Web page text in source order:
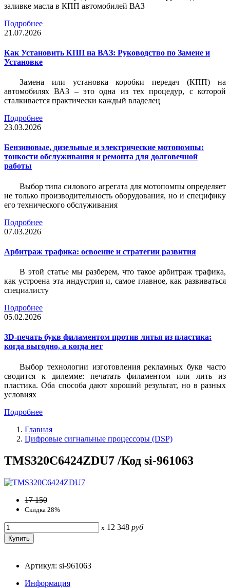
заливке масла в КПП автомобилей ВАЗ
Подробнее
21.07.2026
Как Установить КПП на ВАЗ: Руководство по Замене и
Установке
Замена или установка коробки передач (КПП) на
автомобилях ВАЗ – это одна из тех процедур, с которой
сталкивается практически каждый владелец
Подробнее
23.03.2026
Бензиновые, дизельные и электрические мотопомпы:
тонкости обслуживания и ремонта для долговечной
работы
Выбор типа силового агрегата для мотопомпы определяет
не только производительность оборудования, но и специфику
его технического обслуживания
Подробнее
07.03.2026
Арбитраж трафика: освоение и стратегии развития
В этой статье мы разберем, что такое арбитраж трафика,
как устроена эта индустрия и, самое главное, как развиваться
специалисту
Подробнее
05.02.2026
3D-печать букв филаментом против литья из пластика:
когда выгодно, а когда нет
Выбор технологии изготовления рекламных букв часто
сводится к дилемме: печатать филаментом или лить из
пластика. Оба способа дают хороший результат, но в разных
условиях
Подробнее
Главная
Цифровые сигнальные процессоры (DSP)
TMS320C6424ZDU7 /Код si-961063
17 150
Скидка 28%
x 12 348 руб
Артикул: si-961063
Информация